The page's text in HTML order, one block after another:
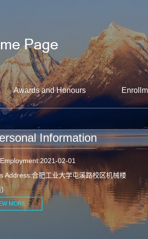
Awards and Honours
Information
02-01
Address:合肥工业大学屯溪路校区机械楼
MORE